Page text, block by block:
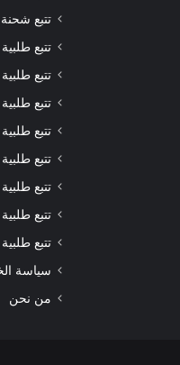
تتبع
تتبع طلبية 6 ستريت
تتبع
تتبع
تتبع
تتبع
تتبع
تتبع
تتبع
سياسة
من نحن